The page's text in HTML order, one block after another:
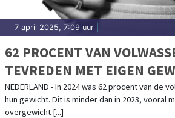
7 april 2025, 7:09 uur
62 PROCENT VAN
TEVREDEN MET EIGEN
NEDERLAND - In 2024 was 62 procent van de
hun gewicht. Dit is minder dan in 2023, vooral
overgewicht [...]